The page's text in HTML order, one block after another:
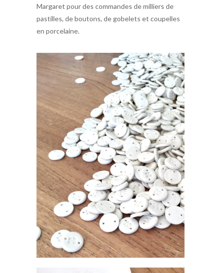
Margaret pour des commandes de milliers de
pastilles, de boutons, de gobelets et coupelles
en porcelaine.